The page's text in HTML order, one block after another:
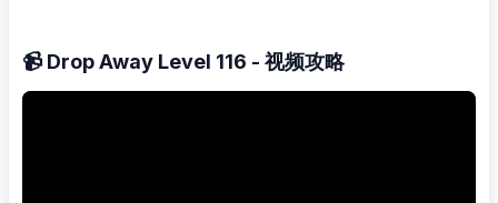
📹 Drop Away Level 116 - 视频攻略